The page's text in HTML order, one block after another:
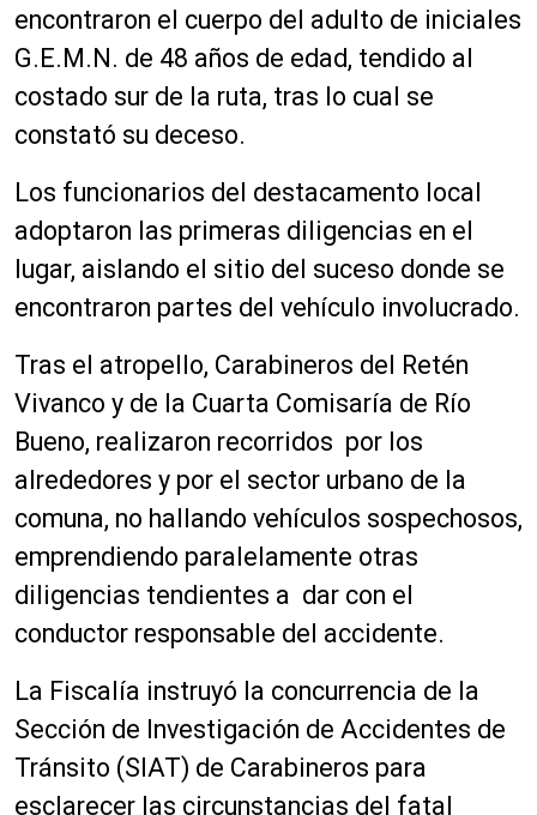
encontraron el cuerpo del adulto de iniciales
G.E.M.N. de 48 años de edad, tendido al
costado sur de la ruta, tras lo cual se
constató su deceso.
Los funcionarios del destacamento local
adoptaron las primeras diligencias en el
lugar, aislando el sitio del suceso donde se
encontraron partes del vehículo involucrado.
Tras el atropello, Carabineros del Retén
Vivanco y de la Cuarta Comisaría de Río
Bueno, realizaron recorridos por los
alrededores y por el sector urbano de la
comuna, no hallando vehículos sospechosos,
emprendiendo paralelamente otras
diligencias tendientes a dar con el
conductor responsable del accidente.
La Fiscalía instruyó la concurrencia de la
Sección de Investigación de Accidentes de
Tránsito (SIAT) de Carabineros para
esclarecer las circunstancias del fatal